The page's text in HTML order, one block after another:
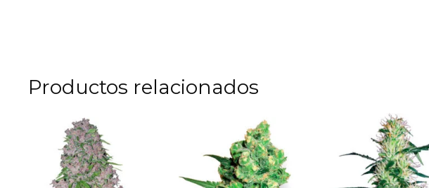
Productos relacionados